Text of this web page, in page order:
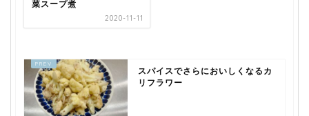
菜スープ煮
2020-11-11
スパイスでさらにおいしくなるカ
リフラワー